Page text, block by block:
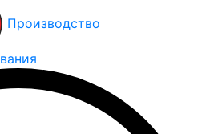
Производство